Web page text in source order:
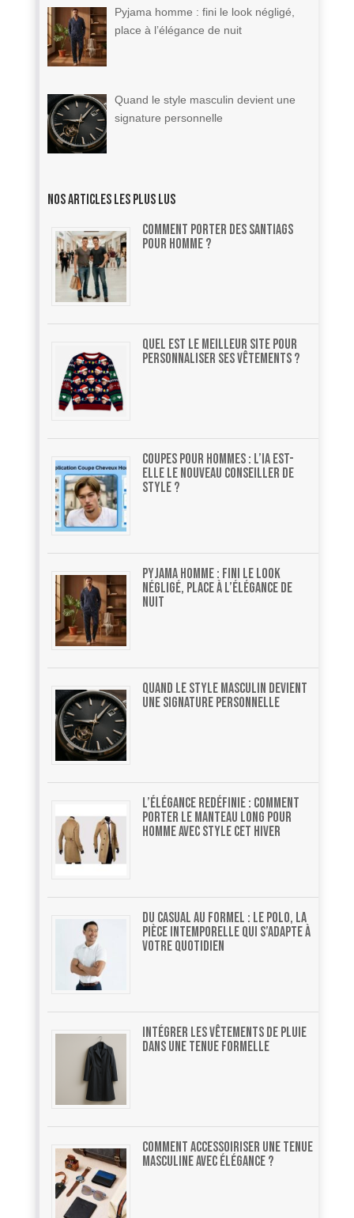
Pyjama homme : fini le look négligé,
place à l’élégance de nuit
Quand le style masculin devient une
signature personnelle
Nos articles les plus lus
Comment Porter des Santiags
pour Homme ?
Quel est le meilleur site pour
personnaliser ses vêtements ?
Coupes pour hommes : l’ia est-
elle le nouveau conseiller de
style ?
Pyjama homme : fini le look
négligé, place à l’élégance de
nuit
Quand le style masculin devient
une signature personnelle
L’élégance redéfinie : comment
porter le manteau long pour
homme avec style cet hiver
Du casual au formel : le polo, la
pièce intemporelle qui s’adapte à
votre quotidien
Intégrer les vêtements de pluie
dans une tenue formelle
Comment accessoiriser une tenue
masculine avec élégance ?